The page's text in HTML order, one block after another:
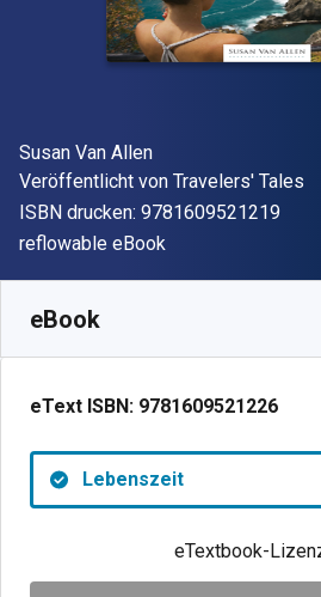
Autor(en)
Susan Van Allen
Verleger
Veröffentlicht von Travelers' Tales
ISBN drucken: 9781609521219
Format
reflowable eBook
eBook
eText ISBN: 9781609521226
Lebenszeit
eTextbook-